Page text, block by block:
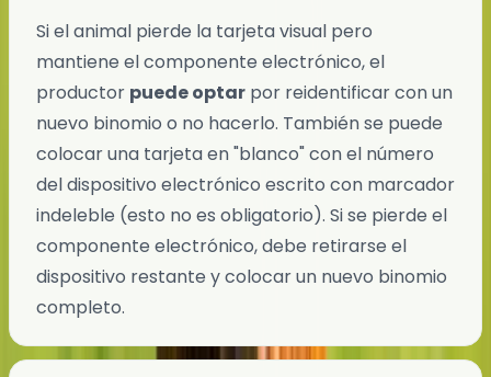
Si el animal pierde la tarjeta visual pero
mantiene el componente electrónico, el
productor puede optar por reidentificar con un
nuevo binomio o no hacerlo. También se puede
colocar una tarjeta en "blanco" con el número
del dispositivo electrónico escrito con marcador
indeleble (esto no es obligatorio). Si se pierde el
componente electrónico, debe retirarse el
dispositivo restante y colocar un nuevo binomio
completo.